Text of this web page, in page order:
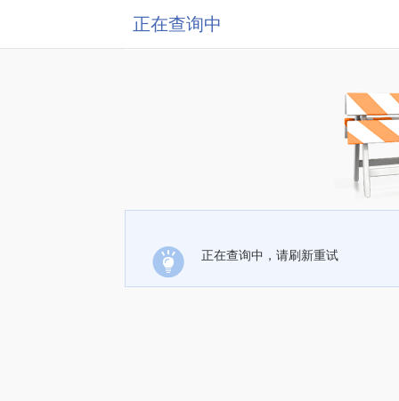
正在查询中
正在查询中，请刷新重试